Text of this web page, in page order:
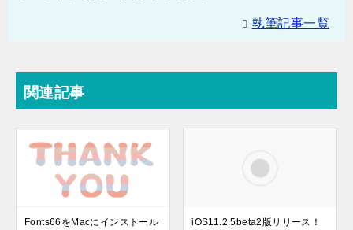
執筆記事一覧
関連記事
Fonts66をMacにインストール
iOS11.2.5beta2版リリース！